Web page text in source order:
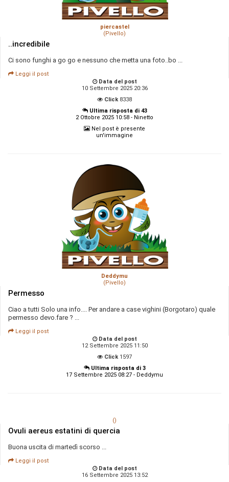
piercastel
(Pivello)
..incredibile
Ci sono funghi a go go e nessuno che metta una foto..bo ...
Leggi il post
Data del post
10 Settembre 2025 20:36
Click 8338
Ultima risposta di 43
2 Ottobre 2025 10:58 - Ninetto
Nel post è presente
un'immagine
Deddymu
(Pivello)
Permesso
Ciao a tutti Solo una info.... Per andare a case vighini (Borgotaro) quale
permesso devo.fare ? ...
Leggi il post
Data del post
12 Settembre 2025 11:50
Click 1597
Ultima risposta di 3
17 Settembre 2025 08:27 - Deddymu
()
Ovuli aereus estatini di quercia
Buona uscita di martedì scorso ...
Leggi il post
Data del post
16 Settembre 2025 13:52